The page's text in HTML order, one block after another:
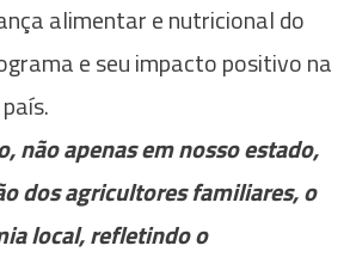
alimentar e nutricional do
e seu impacto positivo na
não apenas em nosso estado,
dos agricultores familiares, o
local, refletindo o